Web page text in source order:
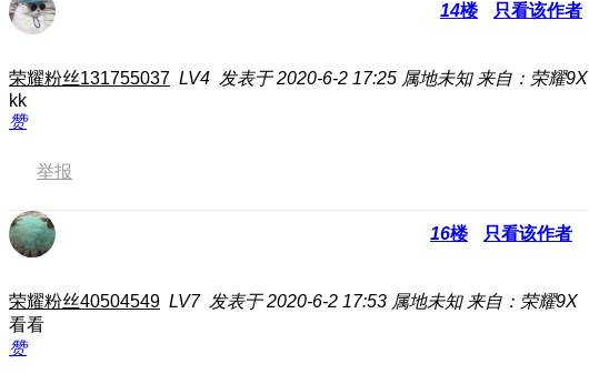
14楼 只看该作者
荣耀粉丝131755037 LV4 发表于 2020-6-2 17:25 属地未知 来自：荣耀9X
kk
赞
举报
16楼 只看该作者
荣耀粉丝40504549 LV7 发表于 2020-6-2 17:53 属地未知 来自：荣耀9X
看看
赞